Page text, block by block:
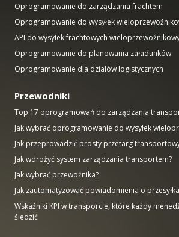
Oprogramowanie do zarządzania frachtem
Oprogramowanie do wysyłek
API do wysyłek frachtowych
Oprogramowanie do planowania załadunków
Oprogramowanie dla działów logistycznych
Przewodniki
Top 17 oprogramowań do zarządzania
Jak wybrać oprogramowanie do wysyłek
Jak przeprowadzić prosty przetarg
Jak wdrożyć system zarządzania transportem?
Jak wybrać przewoźnika?
Jak zautomatyzować powiadomienia o
Wskaźniki KPI w transporcie, które każdy
śledzić